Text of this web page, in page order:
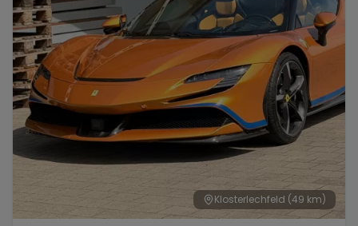
Klosterlechfeld (49 km)